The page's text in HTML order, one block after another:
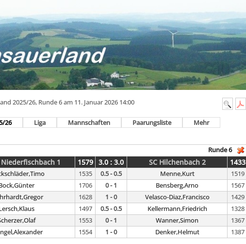
2025/26, Runde 6 am 11. Januar 2026 14:00
26 Liga Mannschaften Paarungsliste Mehr
Runde 6
Niederfischbach 1 1579 3.0 : 3.0 SC Hilchenbach 2 1433
1535 0.5 - 0.5 Menne,Kurt
1519
1706 0 - 1 Bensberg,Arno
1567
1628 1 - 0 Velasco-Diaz,Francisco
1429
1497 0.5 - 0.5 Kellermann,Friedrich
1328
1553 0 - 1 Wanner,Simon
1367
1554 1 - 0 Denker,Helmut 1387